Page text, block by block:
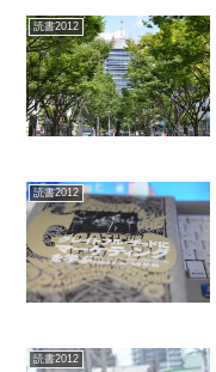
読書2012
読書2012
読書2012